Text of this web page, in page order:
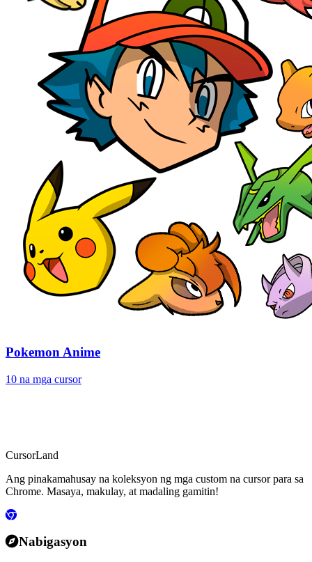
Pokemon Anime
10 na mga cursor
CursorLand
Ang pinakamahusay na koleksyon ng mga custom na cursor para sa
Chrome. Masaya, makulay, at madaling gamitin!
Nabigasyon